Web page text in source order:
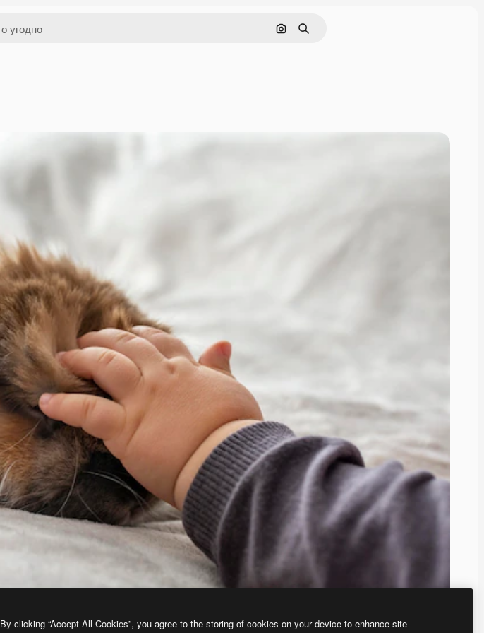
Поиск по изображению
Поиск
By clicking “Accept All Cookies”, you agree to the storing of cookies on your device to enhance site